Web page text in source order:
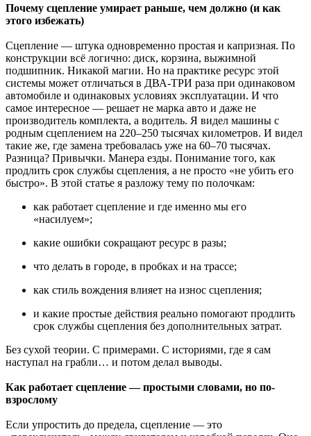
Почему сцепление умирает раньше, чем должно (и как
этого избежать)
Сцепление — штука одновременно простая и капризная. По
конструкции всё логично: диск, корзина, выжимной
подшипник. Никакой магии. Но на практике ресурс этой
системы может отличаться в ДВА-ТРИ раза при одинаковом
автомобиле и одинаковых условиях эксплуатации. И что
самое интересное — решает не марка авто и даже не
производитель комплекта, а водитель. Я видел машины с
родным сцеплением на 220–250 тысячах километров. И видел
такие же, где замена требовалась уже на 60–70 тысячах.
Разница? Привычки. Манера езды. Понимание того, как
продлить срок службы сцепления, а не просто «не убить его
быстро». В этой статье я разложу тему по полочкам:
как работает сцепление и где именно мы его
«насилуем»;
какие ошибки сокращают ресурс в разы;
что делать в городе, в пробках и на трассе;
как стиль вождения влияет на износ сцепления;
и какие простые действия реально помогают продлить
срок службы сцепления без дополнительных затрат.
Без сухой теории. С примерами. С историями, где я сам
наступал на грабли… и потом делал выводы.
Как работает сцепление — простыми словами, но по-
взрослому
Если упростить до предела, сцепление — это